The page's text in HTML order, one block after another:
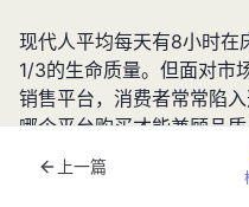
现代人平均每天有8小时在
1/3的生命质量。但面对市
销售平台，消费者常常陷入
哪个平台购买才能兼顾品
新市场数据，从功能特性
为你深度解析主流购买平
上一篇